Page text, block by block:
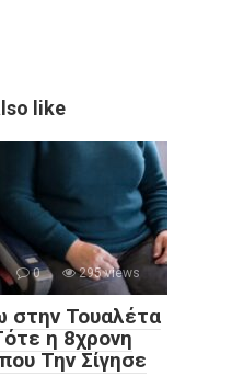
like
0 295 views
στην Τουαλέτα
η 8χρονη
Την Σίγησε